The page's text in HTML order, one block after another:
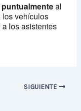
puntualmenteal
los vehículos
los asistentes
SIGUIENTE